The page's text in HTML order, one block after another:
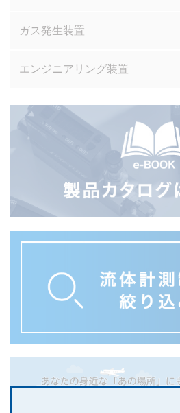
ガス発生装置
エンジニアリング装置